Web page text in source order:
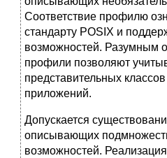
Соответствие профилю
стандарту POSIX и
возможностей. Разумным
профили позволяют
представительных
приложений.
Допускается
описывающих
возможностей.